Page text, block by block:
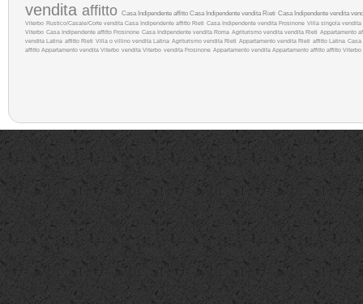
Ufficio
€ 3.500
Capannone Industriale
€ 3.800
Negozio
€ 5.000
Trattative riservate
Ufficio
Trattative riservate
vendita affitto Casa Indipendente affitto Casa Indipendente vendita Rieti Casa Indipendente vendita
Viterbo Rustico/Casale/Corte vendita Casa Indipendente affitto Rieti Casa Indipendente vendita Frosinone Villa singola vendita
Viterbo Casa Indipendente affitto Frosinone Casa Indipendente vendita Roma Agriturismo vendita vendita Rieti Appartamento
vendita Latina affitto Rieti Villa o villino vendita Latina Agriturismo vendita Rieti Appartamento vendita Rieti affitto Latina Casa
affitto Appartamento vendita Viterbo vendita Viterbo vendita Frosinone Appartamento vendita Appartamento affitto affitto Viterbo